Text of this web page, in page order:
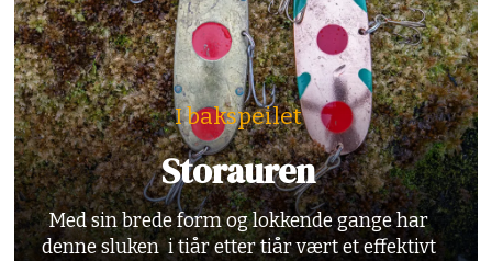
I bakspeilet
Storauren
Med sin brede form og lokkende gange har
denne sluken i tiår etter tiår vært et effektivt